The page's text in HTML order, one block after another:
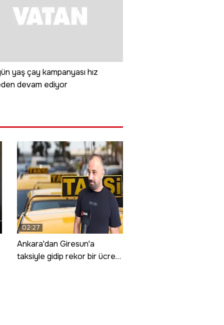
yaş çay kampanyası hız
devam ediyor
02:27
Ankara'dan Giresun'a
taksiyle gidip rekor bir ücret